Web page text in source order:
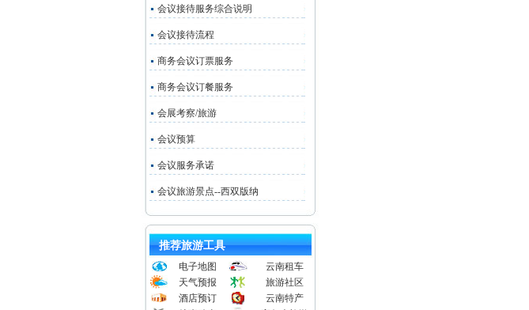
会议接待服务综合说明
会议接待流程
商务会议订票服务
商务会议订餐服务
会展考察/旅游
会议预算
会议服务承诺
会议旅游景点--西双版纳
推荐旅游工具
电子地图
云南租车
天气预报
旅游社区
酒店预订
云南特产